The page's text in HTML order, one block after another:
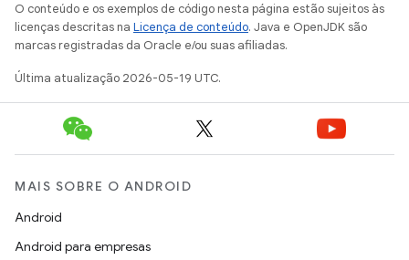
O conteúdo e os exemplos de código nesta página estão sujeitos às
licenças descritas na Licença de conteúdo. Java e OpenJDK são
marcas registradas da Oracle e/ou suas afiliadas.
Última atualização 2026-05-19 UTC.
MAIS SOBRE O ANDROID
Android
Android para empresas